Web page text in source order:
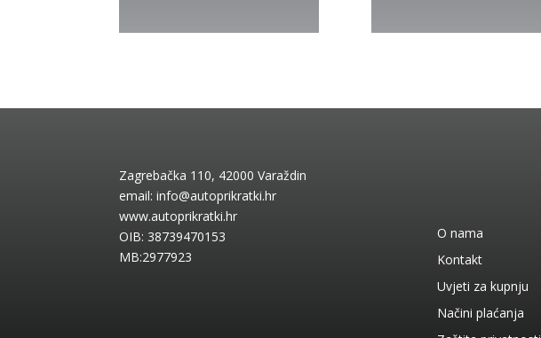
Zagrebačka 110, 42000 Varaždin
email:info@autoprikratki.hr
www.autoprikratki.hr
OIB: 38739470153
MB:2977923
O nama
Kontakt
Uvjeti za kupnju
Načini plaćanja